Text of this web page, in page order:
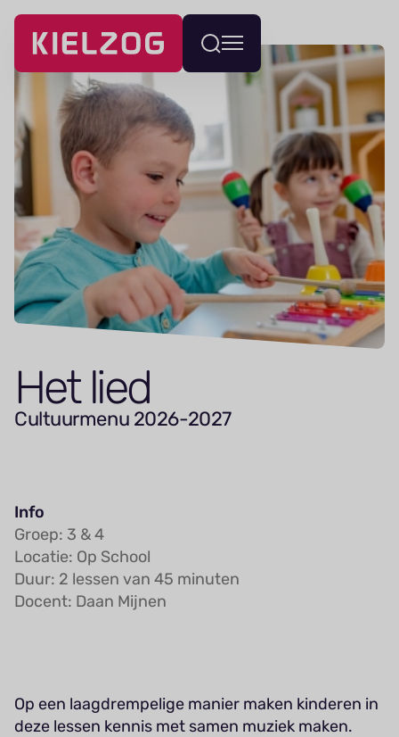
Navigatie
overslaan
Wissel
menu
Het lied
Cultuurmenu 2026-2027
Info
Groep: 3 & 4
Locatie: Op School
Duur: 2 lessen van 45 minuten
Docent: Daan Mijnen
Op een laagdrempelige manier maken kinderen in
deze lessen kennis met samen muziek maken.